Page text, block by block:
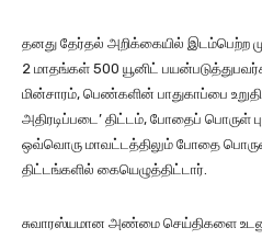
தனது தேர்தல் அறிக்கையில் இடம்பெற்ற
2 மாதங்கள் 500 யூனிட்
மின்சாரம், பெண்களின் பாதுகாப்பை
அதிரடிப்படை’ திட்டம், போதைப் பொருள்
ஒவ்வொரு மாவட்டத்திலும் போதை பொருள்
திட்டங்களில் கையெழுத்திட்டார்.
சுவாரஸ்யமான அண்மை செய்திகளை